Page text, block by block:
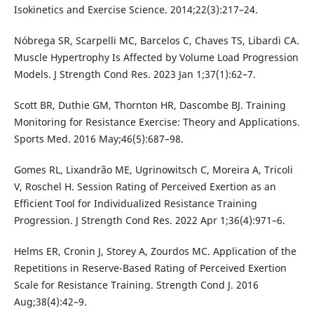
Isokinetics and Exercise Science. 2014;22(3):217–24.
Nóbrega SR, Scarpelli MC, Barcelos C, Chaves TS, Libardi CA.
Muscle Hypertrophy Is Affected by Volume Load Progression
Models. J Strength Cond Res. 2023 Jan 1;37(1):62–7.
Scott BR, Duthie GM, Thornton HR, Dascombe BJ. Training
Monitoring for Resistance Exercise: Theory and Applications.
Sports Med. 2016 May;46(5):687–98.
Gomes RL, Lixandrão ME, Ugrinowitsch C, Moreira A, Tricoli
V, Roschel H. Session Rating of Perceived Exertion as an
Efficient Tool for Individualized Resistance Training
Progression. J Strength Cond Res. 2022 Apr 1;36(4):971–6.
Helms ER, Cronin J, Storey A, Zourdos MC. Application of the
Repetitions in Reserve-Based Rating of Perceived Exertion
Scale for Resistance Training. Strength Cond J. 2016
Aug;38(4):42–9.